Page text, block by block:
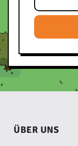
ÜBER UNS